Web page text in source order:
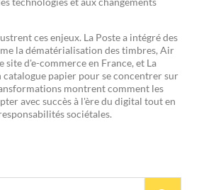
ces enjeux. La Poste a intégré des
la dématérialisation des timbres, Air
site d'e-commerce en France, et La
catalogue papier pour se concentrer sur
montrent comment les
avec succès à l'ère du digital tout en
sociétales.